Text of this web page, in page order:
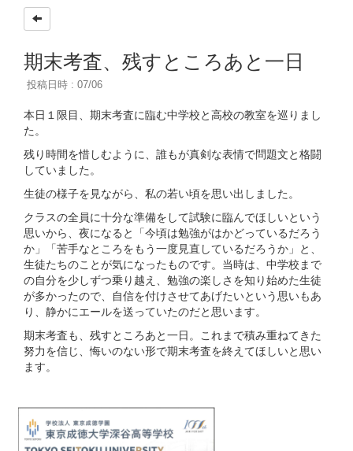
期末考査、残すところあと一日
投稿日時 : 07/06
本日１限目、期末考査に臨む中学校と高校の教室を巡りまし
た。
残り時間を惜しむように、誰もが真剣な表情で問題文と格闘
していました。
生徒の様子を見ながら、私の若い頃を思い出しました。
クラスの全員に十分な準備をして試験に臨んでほしいという
思いから、夜になると「今頃は勉強がはかどっているだろう
か」「苦手なところをもう一度見直しているだろうか」と、
生徒たちのことが気になったものです。当時は、中学校まで
の自分を少しずつ乗り越え、勉強の楽しさを知り始めた生徒
が多かったので、自信を付けさせてあげたいという思いもあ
り、静かにエールを送っていたのだと思います。
期末考査も、残すところあと一日。これまで積み重ねてきた
努力を信じ、悔いのない形で期末考査を終えてほしいと思い
ます。